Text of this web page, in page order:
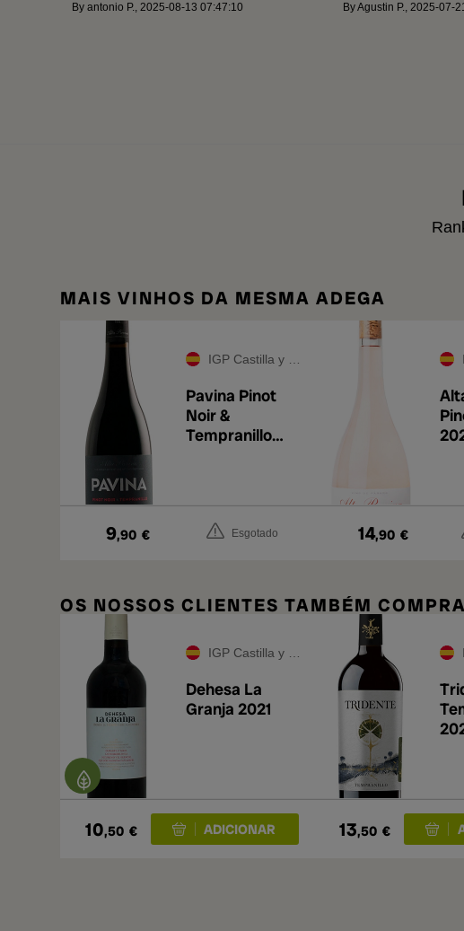
By antonio P., 2025-08-13 07:47:10 ByAgustin P., 2025-07-
MAIS VINHOS DA MESMA ADEGA
IGP Castilla y León
Pavina Pinot
Noir &
Tempranillo
9,90 € Esgotado 14,90 €
OS NOSSOS CLIENTES TAMBÉM
IGP Castilla y León
Dehesa La
Granja 2021
10,50 € 13,50 €